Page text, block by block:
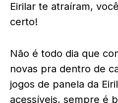
Eirilar te atraíram,
certo!
Não é todo dia que
novas pra dentro de
jogos de panela da
acessíveis, sempre é